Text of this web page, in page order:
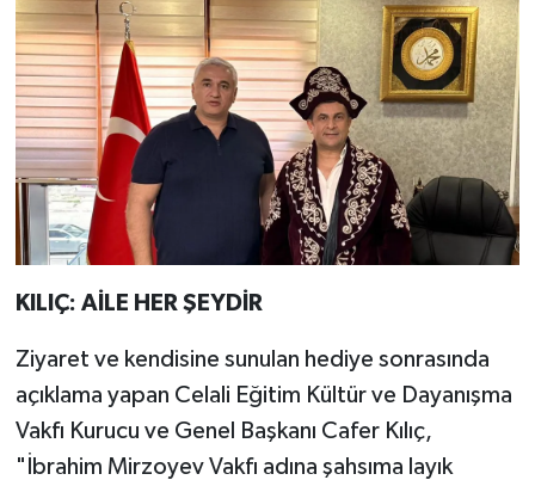
KILIÇ: AİLE HER ŞEYDİR
Ziyaret ve kendisine sunulan hediye sonrasında
açıklama yapan Celali Eğitim Kültür ve Dayanışma
Vakfı Kurucu ve Genel Başkanı Cafer Kılıç,
"İbrahim Mirzoyev Vakfı adına şahsıma layık